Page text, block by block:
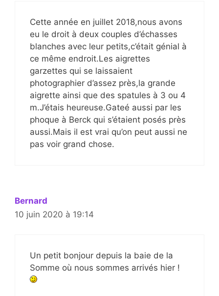
Cette année en juillet 2018,nous avons
eu le droit à deux couples d’échasses
blanches avec leur petits,c’était génial à
ce même endroit.Les aigrettes
garzettes qui se laissaient
photographier d’assez près,la grande
aigrette ainsi que des spatules à 3 ou 4
m.J’étais heureuse.Gateé aussi par les
phoque à Berck qui s’étaient posés près
aussi.Mais il est vrai qu’on peut aussi ne
pas voir grand chose.
Bernard
10 juin 2020 à 19:14
Un petit bonjour depuis la baie de la
Somme où nous sommes arrivés hier !